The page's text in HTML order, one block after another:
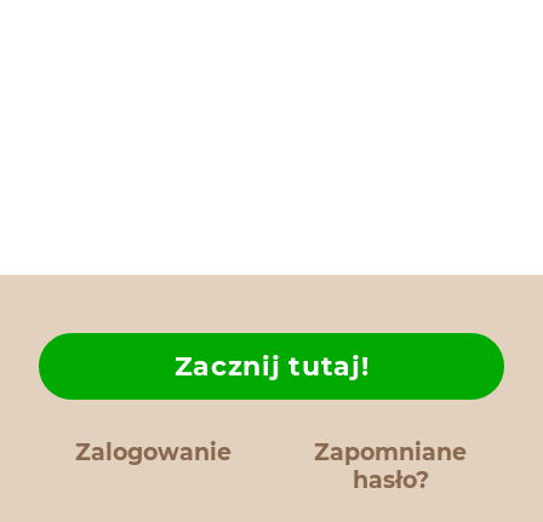
Zalogowanie
Zapomniane
hasło?
Zacznij tutaj!